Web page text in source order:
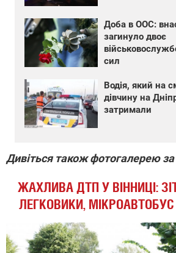
Доба в ООС:
загинуло двоє
сил
Водія, який на
дівчину на
затримали
Дивіться також фотогалерею
ЖАХЛИВА ДТП У ВІННИЦІ:
ЛЕГКОВИКИ,